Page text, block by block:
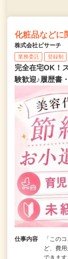
化粧品などに
株式会社ビサーチ
業務委託 登録制
完全在宅OK！
験歓迎♪履歴書
仕事内容
「この
ど、費